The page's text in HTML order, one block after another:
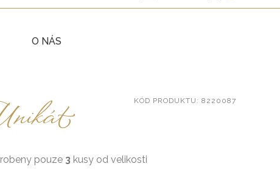
BUNDY
DOPLŇKY
O NÁS
KÓD PRODUKTU : 8220087
pouze 3 kusy od velikosti